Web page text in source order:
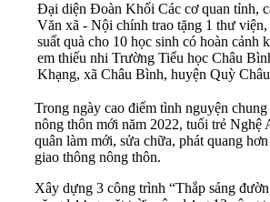
Đại diện Đoàn Khối Các cơ quan tỉnh,
Văn xã - Nội chính trao tặng 1 thư viện,
suất quà cho 10 học sinh có hoàn cảnh
em thiếu nhi Trường Tiểu học Châu
Khạng, xã Châu Bình, huyện Quỳ
Trong ngày cao điểm tình nguyện
nông thôn mới năm 2022, tuổi trẻ Nghệ
quân làm mới, sửa chữa, phát quang
giao thông nông thôn.
Xây dựng 3 công trình “Thắp sáng